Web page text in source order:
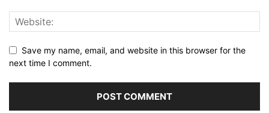
Save my name, email, and website in this browser for the
next time I comment.